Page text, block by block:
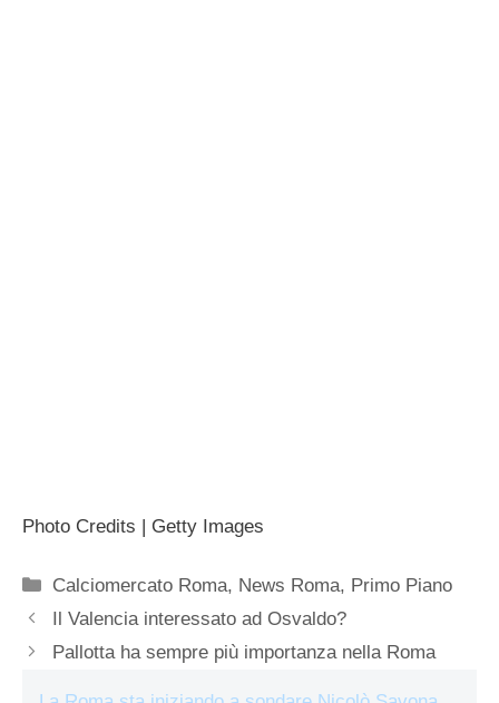
Photo Credits | Getty Images
Categorie
Calciomercato Roma, News Roma, Primo Piano
Il Valencia interessato ad Osvaldo?
Pallotta ha sempre più importanza nella Roma